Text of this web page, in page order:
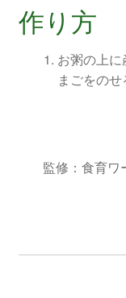
作り方
お粥の上
まごをのせ
監修：食育ワ